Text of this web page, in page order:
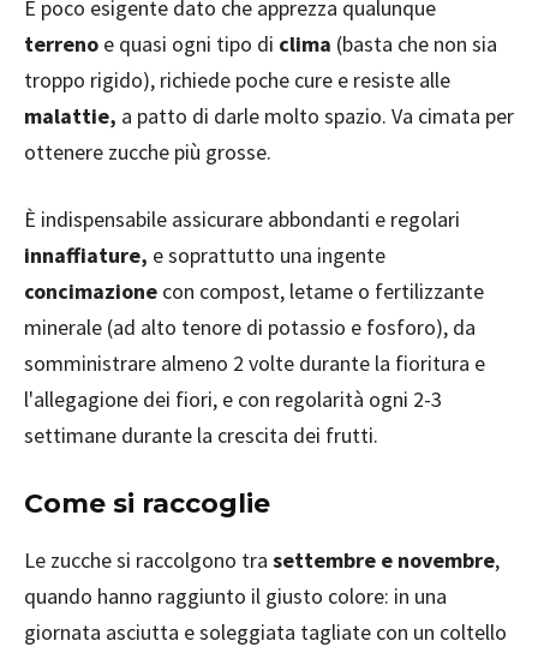
È poco esigente dato che apprezza qualunque
terreno e quasi ogni tipo di clima (basta che non sia
troppo rigido), richiede poche cure e resiste alle
malattie, a patto di darle molto spazio. Va cimata per
ottenere zucche più grosse.
È indispensabile assicurare abbondanti e regolari
innaffiature, e soprattutto una ingente
concimazione con compost, letame o fertilizzante
minerale (ad alto tenore di potassio e fosforo), da
somministrare almeno 2 volte durante la fioritura e
l'allegagione dei fiori, e con regolarità ogni 2-3
settimane durante la crescita dei frutti.
Come si raccoglie
Le zucche si raccolgono tra settembre e novembre,
quando hanno raggiunto il giusto colore: in una
giornata asciutta e soleggiata tagliate con un coltello